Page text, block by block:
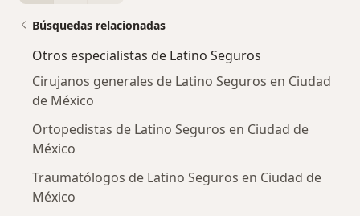
Búsquedas relacionadas
Otros especialistas de Latino Seguros
Cirujanos generales de Latino Seguros en Ciudad
de México
Ortopedistas de Latino Seguros en Ciudad de
México
Traumatólogos de Latino Seguros en Ciudad de
México